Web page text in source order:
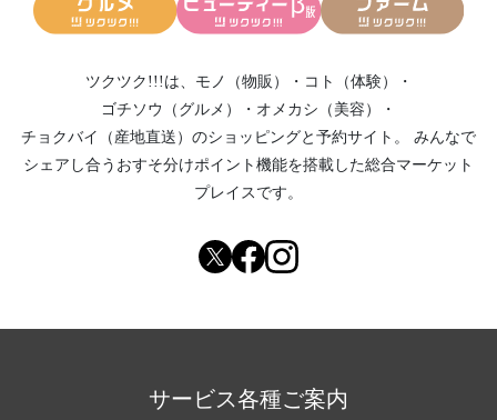
ツクツク!!!は、 モノ（物販） ・ コト（体験）
・
ゴチソウ（グルメ）
・ オメカシ（美容）
・
チョクバイ（産地直送） のショッピングと予約サイト。
みんなで
シェアし合う おすそ分けポイント機能を搭載した総合マーケット
プレイスです。
サービス各種ご案内